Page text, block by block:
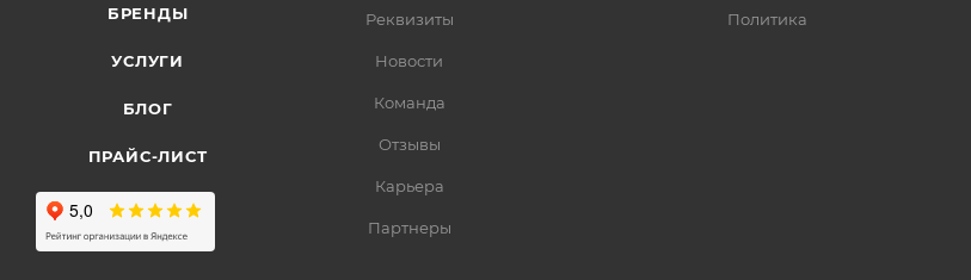
БРЕНДЫ
УСЛУГИ
БЛОГ
ПРАЙС-ЛИСТ
Реквизиты
Новости
Команда
Отзывы
Карьера
Партнеры
Политика